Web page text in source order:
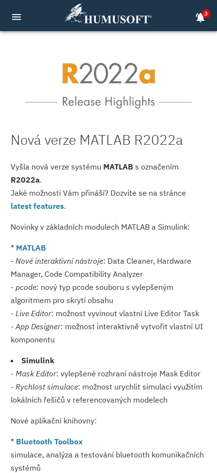
menu notifications_active3
Nová verze MATLAB R2022a
Vyšla nová verze systému MATLAB s označením
R2022a.
Jaké možnosti Vám přináší? Dozvíte se na stránce
latest features.
Novinky v základních modulech MATLAB a Simulink:
* MATLAB
- Nové interaktivní nástroje: Data Cleaner, Hardware
Manager, Code Compatibility Analyzer
-pcode: nový typ pcode souboru s vylepšeným
algoritmem pro skrytí obsahu
- Live Editor: možnost vyvinout vlastní Live Editor Task
-App Designer: možnost interaktivně vytvořit vlastní UI
komponentu
Simulink
- Mask Editor: vylepšené rozhraní nástroje Mask Editor
- Rychlost simulace: možnost urychlit simulaci využitím
lokálních řešičů v referencovaných modelech
​Nové aplikační knihovny:
* Bluetooth Toolbox
simulace, analýza a testování bluetooth komunikačních
systémů